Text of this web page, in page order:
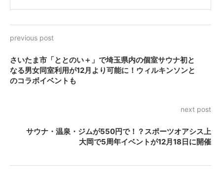
previous post
さいたま市「ととのい＋」で埼玉県内の個室サウナ初と
なる男女同室利用が12月より可能に！ウィルキンソンと
のコラボイベントも
next post
サウナ・温泉・ジムが550円で！？スポーツオアシス上
大岡で5周年イベントが12月18日に開催